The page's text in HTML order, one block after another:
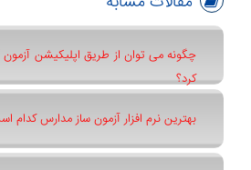
چگونه می توان از طریق اپلیکیشن آزمون
کرد؟
بهترین نرم افزار آزمون ساز مدارس کدام